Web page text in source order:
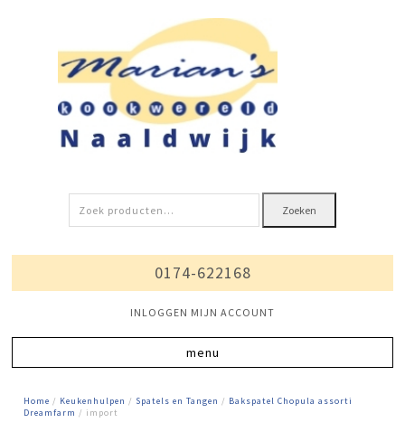
Zoeken
naar:
Zoeken
0174-622168
INLOGGEN MIJN ACCOUNT
Home / Keukenhulpen / Spatels en Tangen / Bakspatel Chopula assorti
Dreamfarm / import